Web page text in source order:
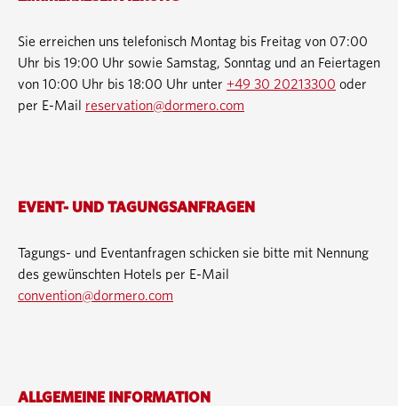
Sie erreichen uns telefonisch Montag bis Freitag von 07:00
Uhr bis 19:00 Uhr sowie Samstag, Sonntag und an Feiertagen
von 10:00 Uhr bis 18:00 Uhr unter +49 30 20213300 oder
per E-Mail reservation@dormero.com
EVENT- UND TAGUNGSANFRAGEN
Tagungs- und Eventanfragen schicken sie bitte mit Nennung
des gewünschten Hotels per E-Mail
convention@dormero.com
ALLGEMEINE INFORMATION